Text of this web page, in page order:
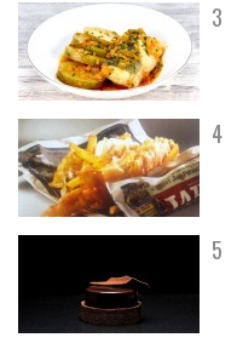
3
4
5